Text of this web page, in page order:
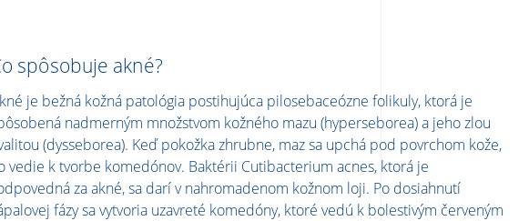
spôsobuje akné?
je bežná kožná patológia postihujúca pilosebaceózne folikuly, ktorá je
nadmerným množstvom kožného mazu (hyperseborea) a jeho zlou
(dysseborea). Keď pokožka zhrubne, maz sa upchá pod povrchom kože,
vedie k tvorbe komedónov. Baktérii Cutibacterium acnes, ktorá je
za akné, sa darí v nahromadenom kožnom loji. Po dosiahnutí
fázy sa vytvoria uzavreté komedóny, ktoré vedú k bolestivým červeným